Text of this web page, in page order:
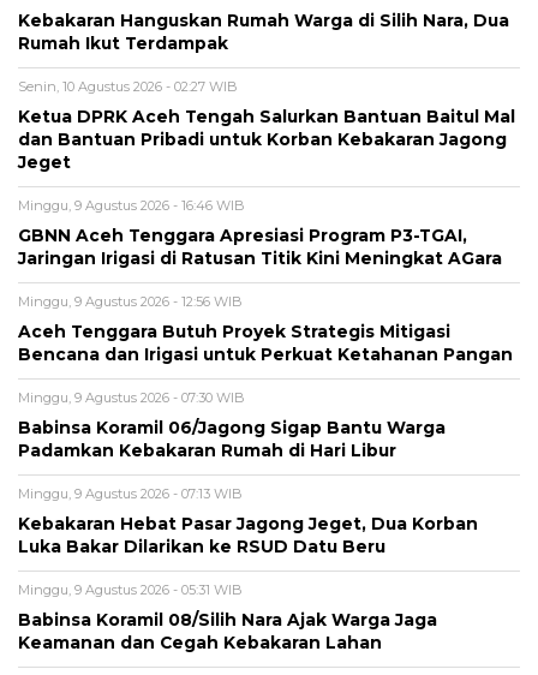
‎Kebakaran Hanguskan Rumah Warga di Silih Nara, Dua
Rumah Ikut Terdampak
Senin, 10 Agustus 2026 - 02:27 WIB
‎Ketua DPRK Aceh Tengah Salurkan Bantuan Baitul Mal
dan Bantuan Pribadi untuk Korban Kebakaran Jagong
Jeget
Minggu, 9 Agustus 2026 - 16:46 WIB
GBNN Aceh Tenggara Apresiasi Program P3-TGAI,
Jaringan Irigasi di Ratusan Titik Kini Meningkat AGara
Minggu, 9 Agustus 2026 - 12:56 WIB
Aceh Tenggara Butuh Proyek Strategis Mitigasi
Bencana dan Irigasi untuk Perkuat Ketahanan Pangan
Minggu, 9 Agustus 2026 - 07:30 WIB
Babinsa Koramil 06/Jagong Sigap Bantu Warga
Padamkan Kebakaran Rumah di Hari Libur
Minggu, 9 Agustus 2026 - 07:13 WIB
‎Kebakaran Hebat Pasar Jagong Jeget, Dua Korban
Luka Bakar Dilarikan ke RSUD Datu Beru
Minggu, 9 Agustus 2026 - 05:31 WIB
‎Babinsa Koramil 08/Silih Nara Ajak Warga Jaga
Keamanan dan Cegah Kebakaran Lahan